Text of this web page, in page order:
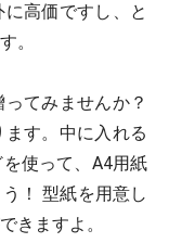
高価ですし、と
。
てみませんか？
す。中に入れる
使って、A4用紙
！ 型紙を用意し
きますよ。